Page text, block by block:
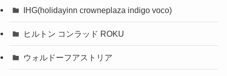
IHG(holidayinn crowneplaza indigo voco)
ヒルトン コンラッド ROKU
ウォルドーフアストリア